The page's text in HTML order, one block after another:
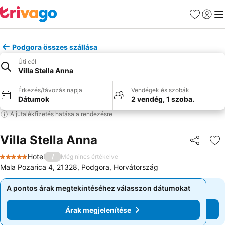
Kedvencek
Podgora összes szállása
Úti cél
Villa Stella Anna
Érkezés/távozás napja
Dátumok
Vendégek és szobák
2 vendég, 1 szoba.
A jutalékfizetés hatása a rendezésre
Villa Stella Anna
5 Kategória
Hotel / Még nincs értékelve
Mala Pozarica 4, 21328, Podgora, Horvátország
A pontos árak megtekintéséhez válasszon dátumokat
Árak megjelenítése
A pontos árak megtekintéséhez válasszon dátumokat
Árak megjelenítése